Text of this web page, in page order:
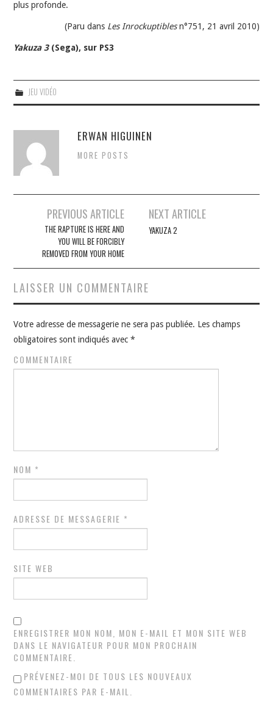
plus profonde.
(Paru dans Les Inrockuptiblesn°751, 21 avril 2010)
Yakuza 3 (Sega), sur PS3
JEU VIDÉO
ERWAN HIGUINEN
MORE POSTS
Navigation
articles
PREVIOUS ARTICLE
THE RAPTURE IS HERE AND
YOU WILL BE FORCIBLY
REMOVED FROM YOUR HOME
NEXT ARTICLE
YAKUZA 2
LAISSER UN COMMENTAIRE
Votre adresse de messagerie ne sera pas publiée. Les champs
obligatoires sont indiqués avec*
COMMENTAIRE
NOM *
ADRESSE DE MESSAGERIE *
SITE WEB
ENREGISTRER MON NOM, MON E-MAIL ET MON SITE WEB
DANS LE NAVIGATEUR POUR MON PROCHAIN
COMMENTAIRE.
PRÉVENEZ-MOI DE TOUS LES NOUVEAUX
COMMENTAIRES PAR E-MAIL.